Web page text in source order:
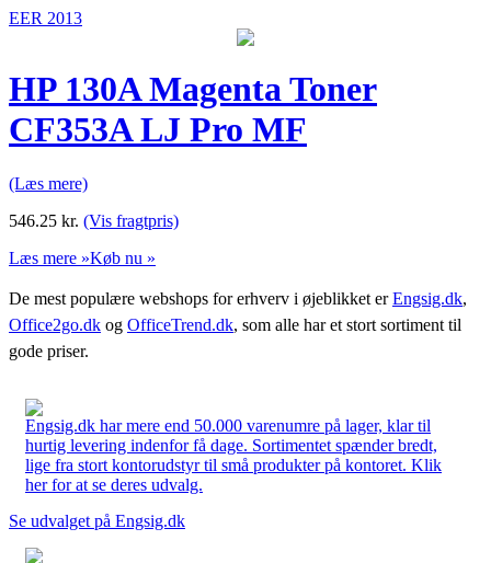
EER 2013
HP 130A Magenta Toner
CF353A LJ Pro MF
(Læs mere)
546.25 kr. (Vis fragtpris)
Læs mere »Køb nu »
De mest populære webshops for erhverv i øjeblikket erEngsig.dk,
Office2go.dk og OfficeTrend.dk, som alle har et stort sortiment til
gode priser.
Engsig.dk har mere end 50.000 varenumre på lager, klar til
hurtig levering indenfor få dage. Sortimentet spænder bredt,
lige fra stort kontorudstyr til små produkter på kontoret. Klik
her for at se deres udvalg.
Se udvalget på Engsig.dk